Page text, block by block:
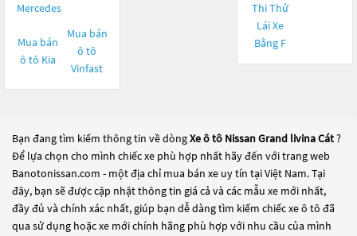
Mercedes
Mua bán
ô tô Kia
Mua bán
ô tô
Vinfast
Thi Thử
Lái Xe
Bằng F
Bạn đang tìm kiếm thông tin về dòngXe ô tô Nissan Grand livina Cát?
Để lựa chọn cho mình chiếc xe phù hợp nhất hãy đến với trang web
Banotonissan.com - một địa chỉ mua bán xe uy tín tại Việt Nam. Tại
đây, bạn sẽ được cập nhật thông tin giá cả và các mẫu xe mới nhất,
đầy đủ và chính xác nhất, giúp bạn dễ dàng tìm kiếm chiếc xe ô tô đã
qua sử dụng hoặc xe mới chính hãng phù hợp với nhu cầu của mình